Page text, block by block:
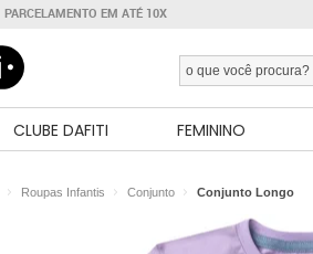
PARCELAMENTO EM ATÉ 10X
CLUBE DAFITI FEMININO
Roupas Infantis Conjunto Conjunto Longo